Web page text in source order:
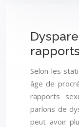
Selon les
âge de
rapports
parlons de
peut avoir